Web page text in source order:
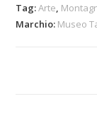
Tag:Arte,
Marchio: Museo